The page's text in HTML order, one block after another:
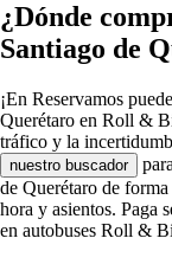
¿Dónde
Santiago de
¡En Reservamos
Querétaro en Roll &
tráfico y la
nuestro buscador
de Querétaro de
hora y asientos. Paga
en autobuses Roll &